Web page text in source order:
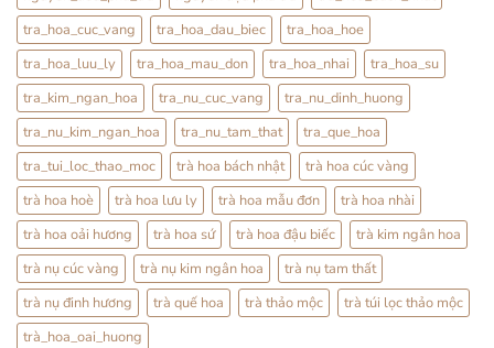
YHCT
tra_hoa_cuc_vang
tra_hoa_dau_biec
tra_hoa_hoe
tra_hoa_luu_ly
tra_hoa_mau_don tra_hoa_nhai
tra_hoa_su
tra_kim_ngan_hoa
tra_nu_cuc_vang
tra_nu_dinh_huong
tra_nu_kim_ngan_hoa
tra_nu_tam_that
tra_que_hoa
tra_tui_loc_thao_moc
trà hoa bách nhật
trà hoa cúc vàng
trà hoa hoè
trà hoa lưu ly trà hoa mẫu đơn
trà hoa nhài
trà hoa oải hương
trà hoa sứ trà hoa đậu biếc
trà kim ngân hoa
trà nụ cúc vàng
trà nụ kim ngân hoa
trà nụ tam thất
trà nụ đinh hương
trà quế hoa trà thảo mộc
trà túi lọc thảo mộc
trà_hoa_oai_huong